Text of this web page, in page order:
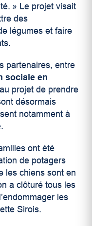
» Le projet visait
des
légumes et faire
partenaires, entre
sociale en
projet de prendre
désormais
notamment à
ont été
de potagers
les chiens sont en
a clôturé tous les
les
Sirois.